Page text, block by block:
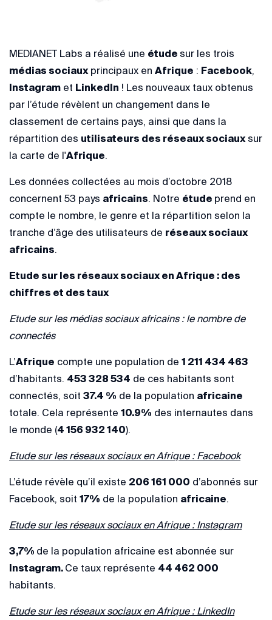
MEDIANET Labs a réalisé une étude sur les trois
médias sociaux principaux en Afrique : Facebook,
Instagram et LinkedIn ! Les nouveaux taux obtenus
par l’étude révèlent un changement dans le
classement de certains pays, ainsi que dans la
répartition des utilisateurs des réseaux sociaux sur
la carte de l'Afrique.
Les données collectées au mois d’octobre 2018
concernent 53 pays africains. Notre étude prend en
compte le nombre, le genre et la répartition selon la
tranche d’âge des utilisateurs de réseaux sociaux
africains.
Etude sur les réseaux sociaux en Afrique : des
chiffres et des taux
Etude sur les médias sociaux africains : le nombre de
connectés
L’Afrique compte une population de 1 211 434 463
d’habitants. 453 328 534 de ces habitants sont
connectés, soit 37.4 % de la population africaine
totale. Cela représente 10.9% des internautes dans
le monde (4 156 932 140).
Etude sur les réseaux sociaux en Afrique : Facebook
L’étude révèle qu’il existe 206 161 000 d’abonnés sur
Facebook, soit 17% de la population africaine.
Etude sur les réseaux sociaux en Afrique : Instagram
3,7% de la population africaine est abonnée sur
Instagram. Ce taux représente 44 462 000
habitants.
Etude sur les réseaux sociaux en Afrique : LinkedIn